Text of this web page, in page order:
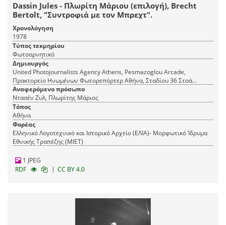
Dassin Jules - Πλωρίτη Μάριου (επιλογή), Brecht
Bertolt, "Συντροφιά με τον Μπρεχτ".
Χρονολόγηση
1978
Τύπος τεκμηρίου
Φωτοαρνητικό
Δημιουργός
United Photojournalists Agency Athens, Pesmazoglou Arcade,
Πρακτορείο Ηνωμένων Φωτορεπόρτερ Αθήνα, Σταδίου 36 Στοά
Πεσμαζόγλου, τηλ. 22-348
Αναφερόμενο πρόσωπο
Ντασέν Ζυλ, Πλωρίτης Μάριος
Τόπος
Αθήνα
Φορέας
Ελληνικό Λογοτεχνικό και Ιστορικό Αρχείο (ΕΛΙΑ)- Μορφωτικό Ίδρυμα
Εθνικής Τραπέζης (ΜΙΕΤ)
1 JPEG
RDF
| CC BY 4.0